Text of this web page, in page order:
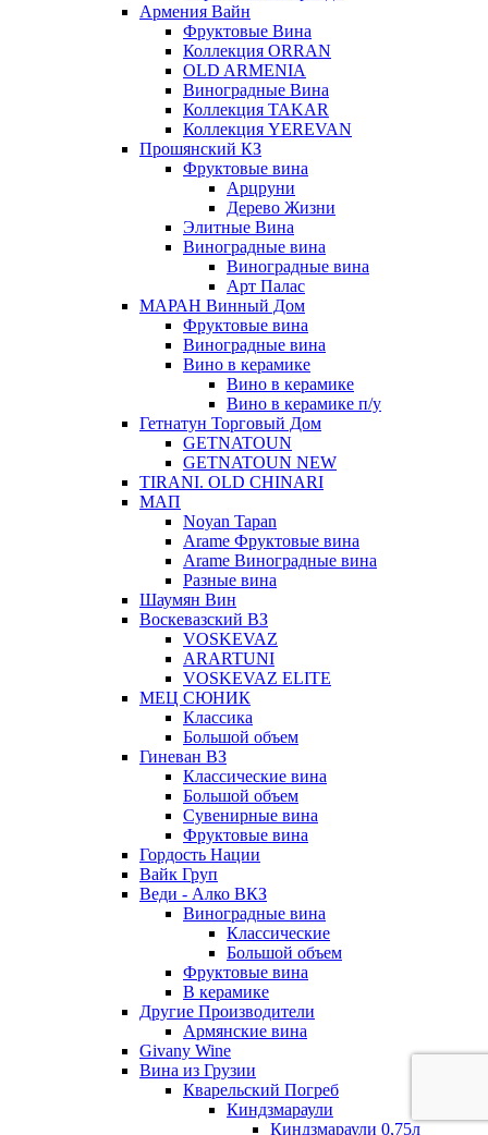
Армения Вайн
Фруктовые Вина
Коллекция ORRAN
OLD ARMENIA
Виноградные Вина
Коллекция TAKAR
Коллекция YEREVAN
Прошянский КЗ
Фруктовые вина
Арцруни
Дерево Жизни
Элитные Вина
Виноградные вина
Виноградные вина
Арт Палас
МАРАН Винный Дом
Фруктовые вина
Виноградные вина
Вино в керамике
Вино в керамике
Вино в керамике п/у
Гетнатун Торговый Дом
GETNATOUN
GETNATOUN NEW
TIRANI. OLD CHINARI
МАП
Noyan Tapan
Arame Фруктовые вина
Arame Виноградные вина
Разные вина
Шаумян Вин
Воскевазский ВЗ
VOSKEVAZ
ARARTUNI
VOSKEVAZ ELITE
МЕЦ СЮНИК
Классика
Большой объем
Гиневан ВЗ
Классические вина
Большой объем
Сувенирные вина
Фруктовые вина
Гордость Нации
Вайк Груп
Веди - Алко ВКЗ
Виноградные вина
Классические
Большой объем
Фруктовые вина
В керамике
Другие Производители
Армянские вина
Givany Wine
Вина из Грузии
Кварельский Погреб
Киндзмараули
Киндзмараули 0,75л